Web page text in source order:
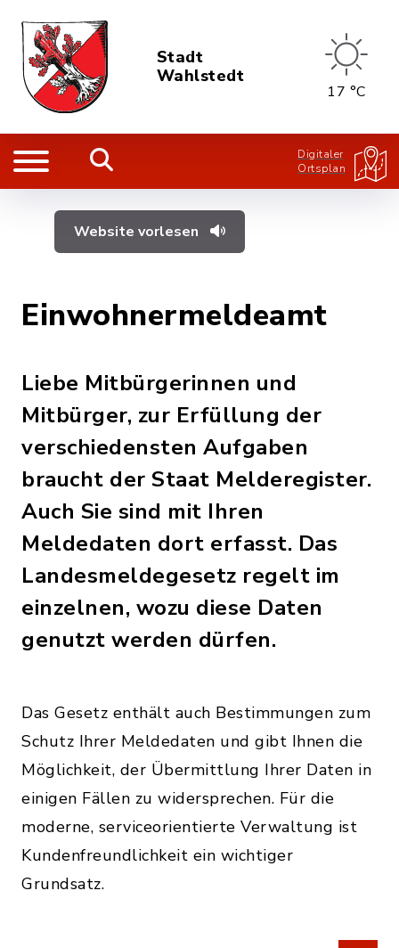
Stadt
Wahlstedt
17 °C
Digitaler
Ortsplan
Website vorlesen
Einwohnermeldeamt
Liebe Mitbürgerinnen und
Mitbürger, zur Erfüllung der
verschiedensten Aufgaben
braucht der Staat Melderegister.
Auch Sie sind mit Ihren
Meldedaten dort erfasst. Das
Landesmeldegesetz regelt im
einzelnen, wozu diese Daten
genutzt werden dürfen.
Das Gesetz enthält auch Bestimmungen zum
Schutz Ihrer Meldedaten und gibt Ihnen die
Möglichkeit, der Übermittlung Ihrer Daten in
einigen Fällen zu widersprechen. Für die
moderne, serviceorientierte Verwaltung ist
Kundenfreundlichkeit ein wichtiger
Grundsatz.